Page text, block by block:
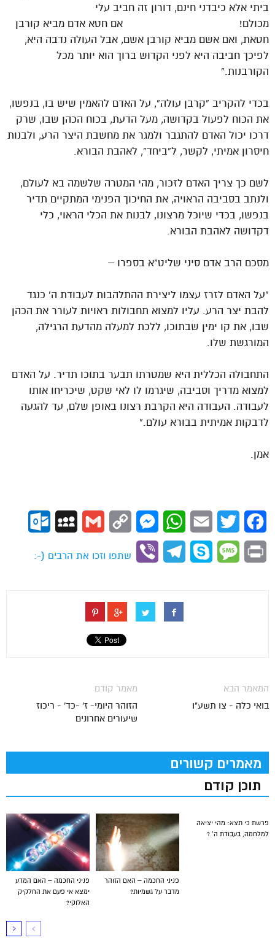
ביתי אלא כיבדני חינם, דורון זה חביב עלי
מכולם! אם חטא אדם מביא קורבן
חטאת, ואם אשם מביא קורבן אשם, אבל העולה נדבה היא,
לפיכך חביבה היא לפני הקדוש ברוך הוא יותר מכל
הקורבנות.”
בכדי להקריב “קרבן עולה”, על האדם להאמין שיש בו, בנפשו,
את הכוח לפעול בקדושה, מעל הדעת, בכוח הכהן שבו, שרק
דרכו יכול האדם להתגבר ולמגר את מחשבת היצר הרע, ולבנות
חיסרון אמיתי, לקשר, ל”ביחד”, לאהבת הבורא.
לשם כך צריך האדם לזכור, מהי המטרה שלשמה בא לעולם,
ולנתב בסביבה הראויה, את החיכוך הפנימי המתקיים תדיר
בנפשו, בכדי שיוכל מרצונו, לבנות את הכלי הראוי, כלי
דקדושה לאהבת הבורא.
מסכם הרב אדם סיני שליט”א בספרו –
“על האדם לזרז עצמו ליצירת ההתלהבות לעבודת ה’ כנגד
להבת יצר הרע. עליו למצוא תחבולות ראויות לעורר את הכהן
שבו, את קו ימין שבתוכו, ללכת למעלה מהדעת הרגילה,
המורגשת שלו.
התחבולה הכללית היא שמטרתו תבער בתוכו תדיר. על האדם
למצוא מדריך וסביבה, שיגרמו לו לאי שקט, שיכריחו אותו
לעבודה. העבודה היא הקרבת רצונו באופן שלם, עד להגעה
לדבקות אמיתית בבורא עולם.”
אמן.
Facebook
Twitter
Email
WhatsApp
Messenger
Copy
Gmail
MySpace
Print
Message
Skype
Telegram
Viber
שתפו וזכו את הרבים (-:
מאמר קודם
הזוהר היומי- ז' -כד' - ריכוז
שיעורים אחרונים
המאמר הבא
בואי כלה - צו תשע"ו
מאמרים קשורים
תוכן קודם
פניני החכמה – האם המדע
ימצא אי פעם את החלקיק
האלוקי?
פניני החכמה – האם הזוהר
מדבר על גשמיות?
פרשת כי תצא: מהי יציאה
למלחמה, בעבודת ה’ ?